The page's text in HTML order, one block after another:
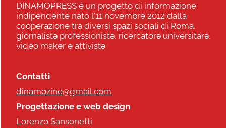
DINAMOPRESS è un progetto di informazione
indipendente nato l'11 novembre 2012 dalla
cooperazione tra diversi spazi sociali di Roma,
giornalistə professionistə, ricercatorə universitarə,
video maker e attivistə
Contatti
dinamozine@gmail.com
Progettazione e web design
Lorenzo Sansonetti